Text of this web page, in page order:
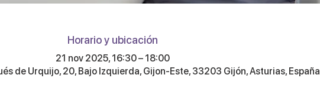
Horario y ubicación
21 nov 2025, 16:30 – 18:00
de Urquijo, 20, Bajo Izquierda, Gijon-Este, 33203 Gijón, Asturias, España